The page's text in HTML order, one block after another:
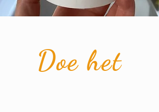
Doe het